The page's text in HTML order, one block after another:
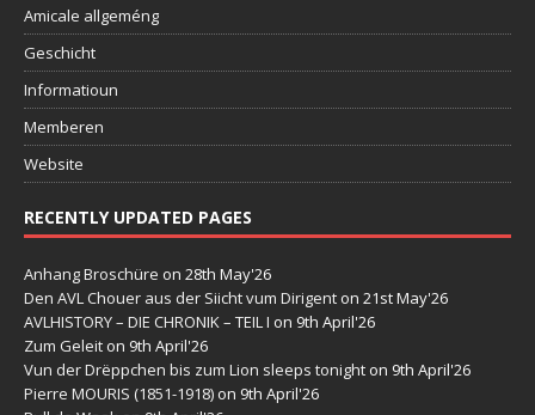
Amicale allgeméng
Geschicht
Informatioun
Memberen
Website
RECENTLY UPDATED PAGES
Anhang Broschüre on 28th May'26
Den AVL Chouer aus der Siicht vum Dirigent on 21st May'26
AVLHISTORY – DIE CHRONIK – TEIL I on 9th April'26
Zum Geleit on 9th April'26
Vun der Drëppchen bis zum Lion sleeps tonight on 9th April'26
Pierre MOURIS (1851-1918) on 9th April'26